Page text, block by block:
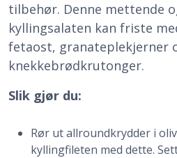
tilbehør. Denne mettende
kyllingsalaten kan friste
fetaost, granateplekjerner
knekkebrødkrutonger.
Slik gjør du:
Rør ut allroundkrydder i
kyllingfileten med dette.